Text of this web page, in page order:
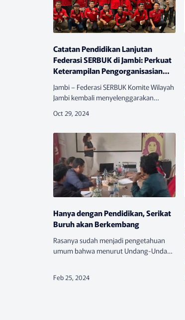
Catatan Pendidikan Lanjutan
Federasi SERBUK di Jambi: Perkuat
Keterampilan Pengorganisasian
dan Kampanye
Jambi – Federasi SERBUK Komite Wilayah
Jambi kembali menyelenggarakan
22 Oktober 2024, yang diikuti oleh 32
Hanya dengan Pendidikan, Serikat
Buruh akan Berkembang
Rasanya sudah menjadi pengetahuan
umum bahwa menurut Undang-Undang
Mentri Tenaga Kerja dan Transmigrasi